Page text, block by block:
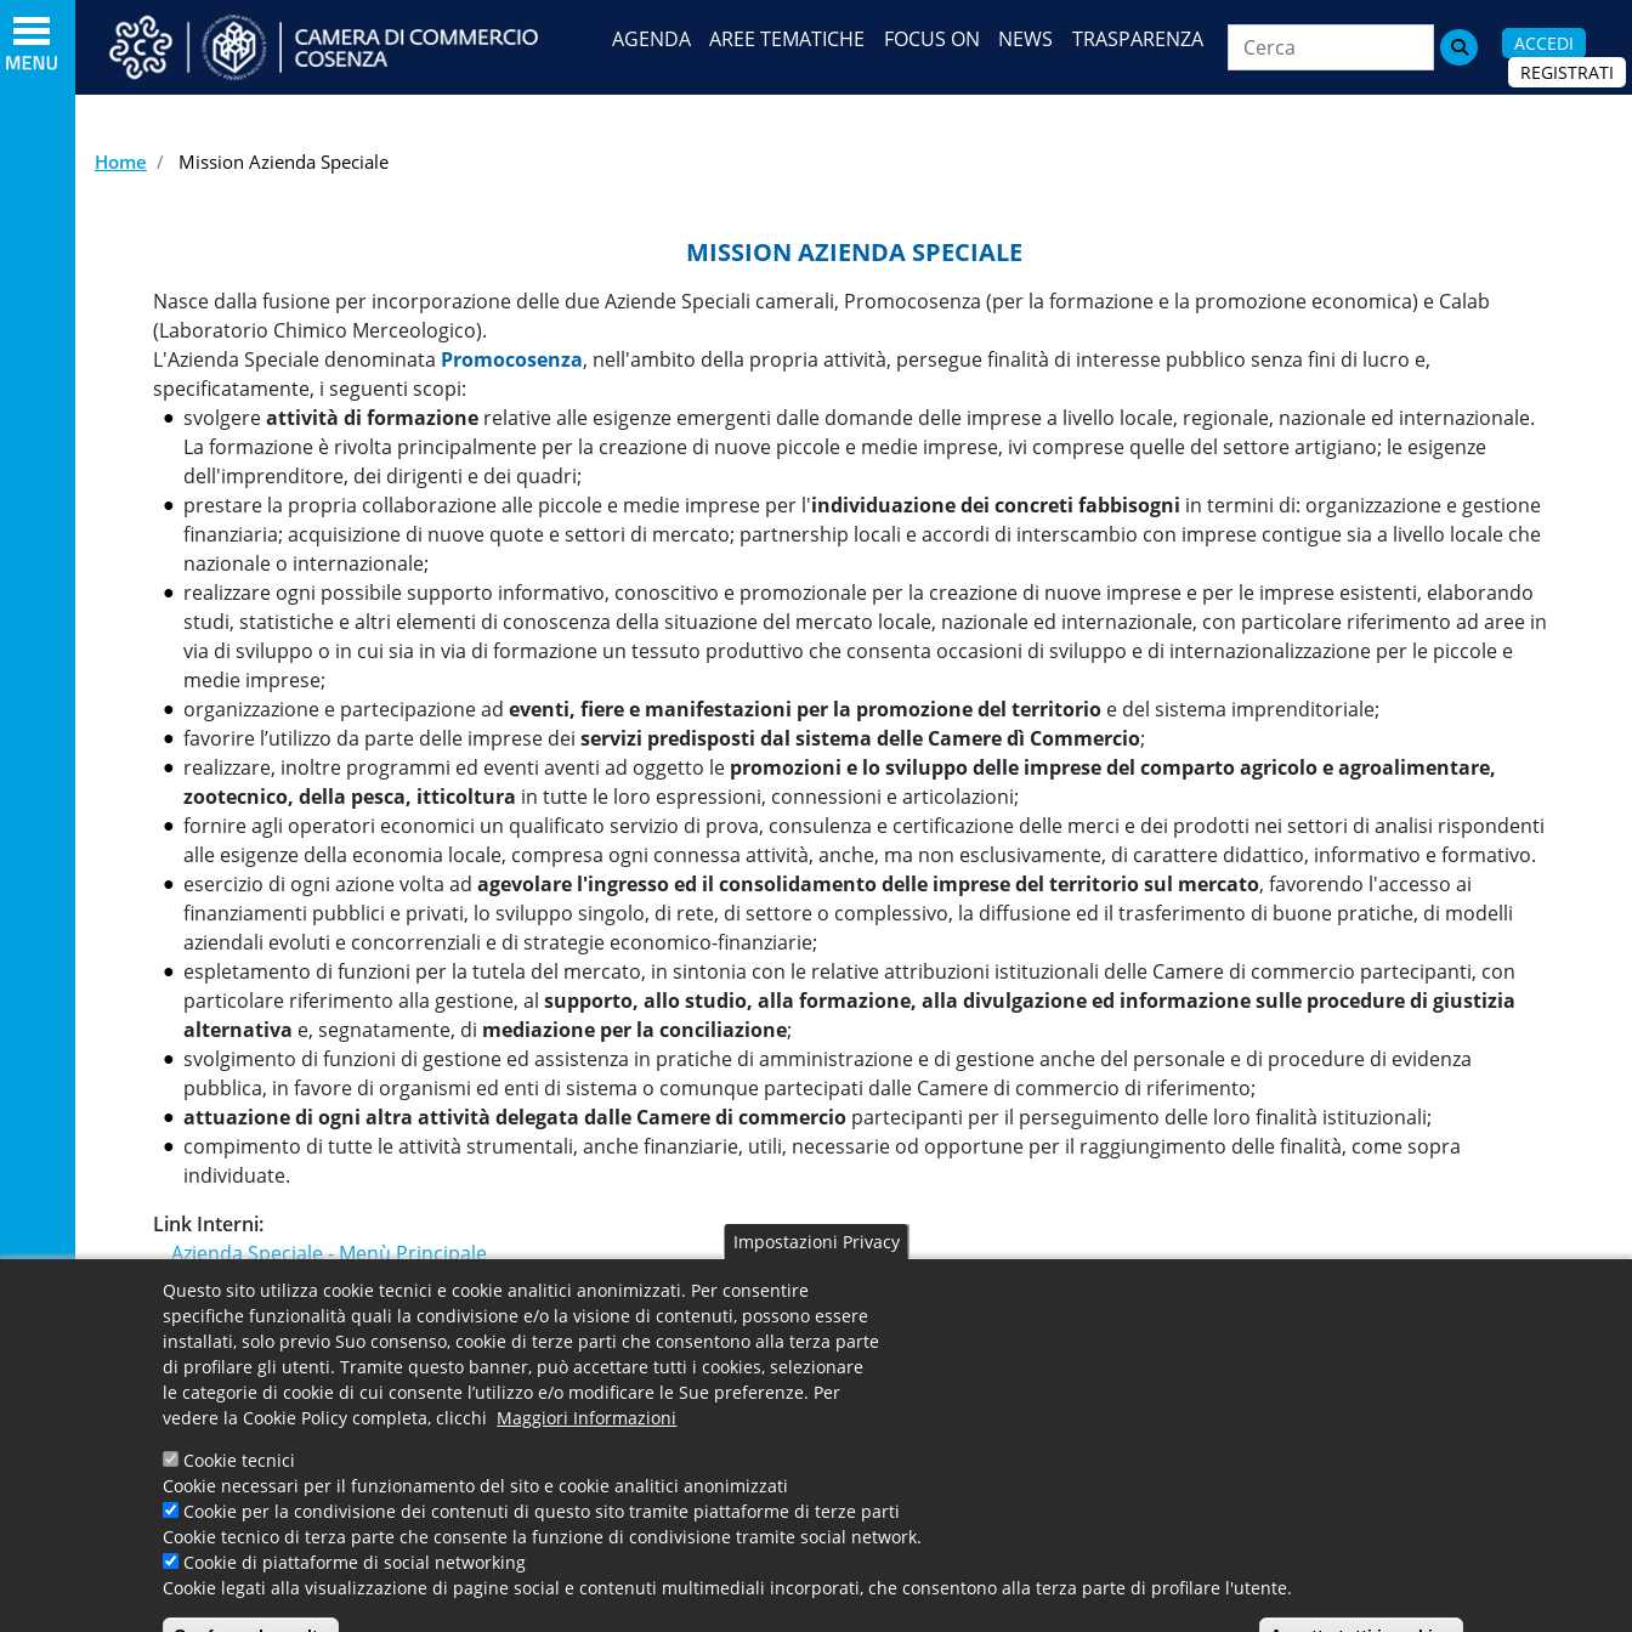
al
principale
AGENDA AREE TEMATICHE FOCUS ON NEWS TRASPARENZA 
ACCEDI
REGISTRATI
Home Mission Azienda Speciale
MISSION AZIENDA SPECIALE
Nasce dalla fusione per incorporazione delle due Aziende Speciali camerali, Promocosenza (per la formazione e la promozione economica) e Calab
(Laboratorio Chimico Merceologico).
L'Azienda Speciale denominata Promocosenza, nell'ambito della propria attività, persegue finalità di interesse pubblico senza fini di lucro e,
specificatamente, i seguenti scopi:
svolgereattività di formazione relative alle esigenze emergenti dalle domande delle imprese a livello locale, regionale, nazionale ed internazionale.
La formazione è rivolta principalmente per la creazione di nuove piccole e medie imprese, ivi comprese quelle del settore artigiano; le esigenze
dell'imprenditore, dei dirigenti e dei quadri;
prestare la propria collaborazione alle piccole e medie imprese per l'individuazione dei concreti fabbisogni in termini di: organizzazione e gestione
finanziaria; acquisizione di nuove quote e settori di mercato; partnership locali e accordi di interscambio con imprese contigue sia a livello locale che
nazionale o internazionale;
realizzare ogni possibile supporto informativo, conoscitivo e promozionale per la creazione di nuove imprese e per le imprese esistenti, elaborando
studi, statistiche e altri elementi di conoscenza della situazione del mercato locale, nazionale ed internazionale, con particolare riferimento ad aree in
via di sviluppo o in cui sia in via di formazione un tessuto produttivo che consenta occasioni di sviluppo e di internazionalizzazione per le piccole e
medie imprese;
organizzazione e partecipazione adeventi, fiere e manifestazioni per la promozione del territorio e del sistema imprenditoriale;
favorire l’utilizzo da parte delle imprese deiservizi predisposti dal sistema delle Camere dì Commercio;
realizzare, inoltre programmi ed eventi aventi ad oggetto le promozioni e lo sviluppo delle imprese del comparto agricolo e agroalimentare,
zootecnico, della pesca, itticoltura in tutte le loro espressioni, connessioni e articolazioni;
fornire agli operatori economici un qualificato servizio di prova, consulenza e certificazione delle merci e dei prodotti nei settori di analisi rispondenti
alle esigenze della economia locale, compresa ogni connessa attività, anche, ma non esclusivamente, di carattere didattico, informativo e formativo.
esercizio di ogni azione volta adagevolare l'ingresso ed il consolidamento delle imprese del territorio sul mercato, favorendo l'accesso ai
finanziamenti pubblici e privati, lo sviluppo singolo, di rete, di settore o complessivo, la diffusione ed il trasferimento di buone pratiche, di modelli
aziendali evoluti e concorrenziali e di strategie economico-finanziarie;
espletamento di funzioni per la tutela del mercato, in sintonia con le relative attribuzioni istituzionali delle Camere di commercio partecipanti, con
particolare riferimento alla gestione, alsupporto, allo studio, alla formazione, alla divulgazione ed informazione sulle procedure di giustizia
alternativa e, segnatamente, di mediazione per la conciliazione;
svolgimento di funzioni di gestione ed assistenza in pratiche di amministrazione e di gestione anche del personale e di procedure di evidenza
pubblica, in favore di organismi ed enti di sistema o comunque partecipati dalle Camere di commercio di riferimento;
attuazione di ogni altra attività delegata dalle Camere di commercio partecipanti per il perseguimento delle loro finalità istituzionali;
compimento di tutte le attività strumentali, anche finanziarie, utili, necessarie od opportune per il raggiungimento delle finalità, come sopra
individuate.
Link Interni
Azienda Speciale - Menù Principale
Facebook
X Email
Footer menu
Contatti e uffici
Camera - Footer Menu
La Camera
Carta dei Servizi
Contatti e orari
Camera arbitrale
Altri Uffici
Impostazioni Privacy
Questo sito utilizza cookie tecnici e cookie analitici anonimizzati. Per consentire
specifiche funzionalità quali la condivisione e/o la visione di contenuti, possono essere
installati, solo previo Suo consenso, cookie di terze parti che consentono alla terza parte
di profilare gli utenti. Tramite questo banner, può accettare tutti i cookies, selezionare
le categorie di cookie di cui consente l’utilizzo e/o modificare le Sue preferenze. Per
vedere la Cookie Policy completa, clicchi Maggiori Informazioni
Cookie tecnici
Cookie necessari per il funzionamento del sito e cookie analitici anonimizzati
Cookie per la condivisione dei contenuti di questo sito tramite piattaforme di terze parti
Cookie tecnico di terza parte che consente la funzione di condivisione tramite social network.
Cookie di piattaforme di social networking
Cookie legati alla visualizzazione di pagine social e contenuti multimediali incorporati, che consentono alla terza parte di profilare l'utente.